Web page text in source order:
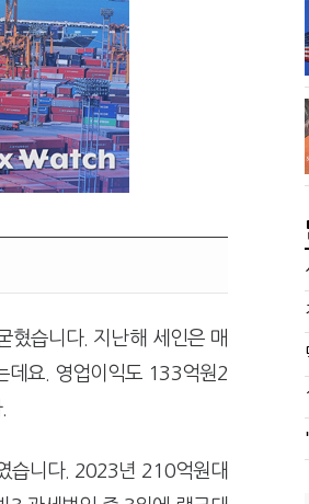
혔습니다. 지난해 세인은 매
데요. 영업이익도 133억원2
습니다. 2023년 210억원대